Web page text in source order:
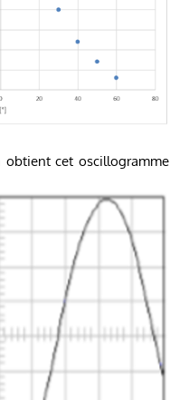
obtient cet oscillogramme